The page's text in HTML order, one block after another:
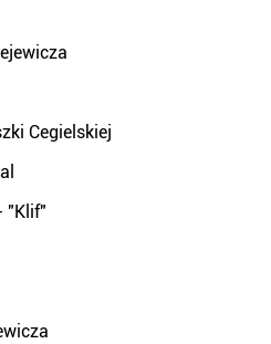
Cegielskiej
"Klif"